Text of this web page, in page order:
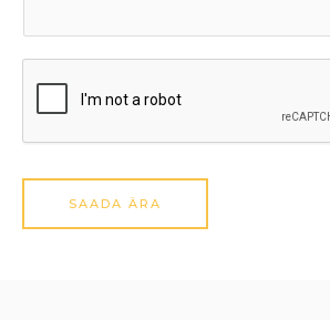
SAADA ÄRA